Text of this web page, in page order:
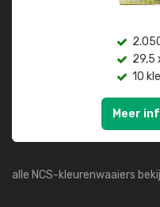
29,5
10
Meer
alle NCS-kleurenwaaiers